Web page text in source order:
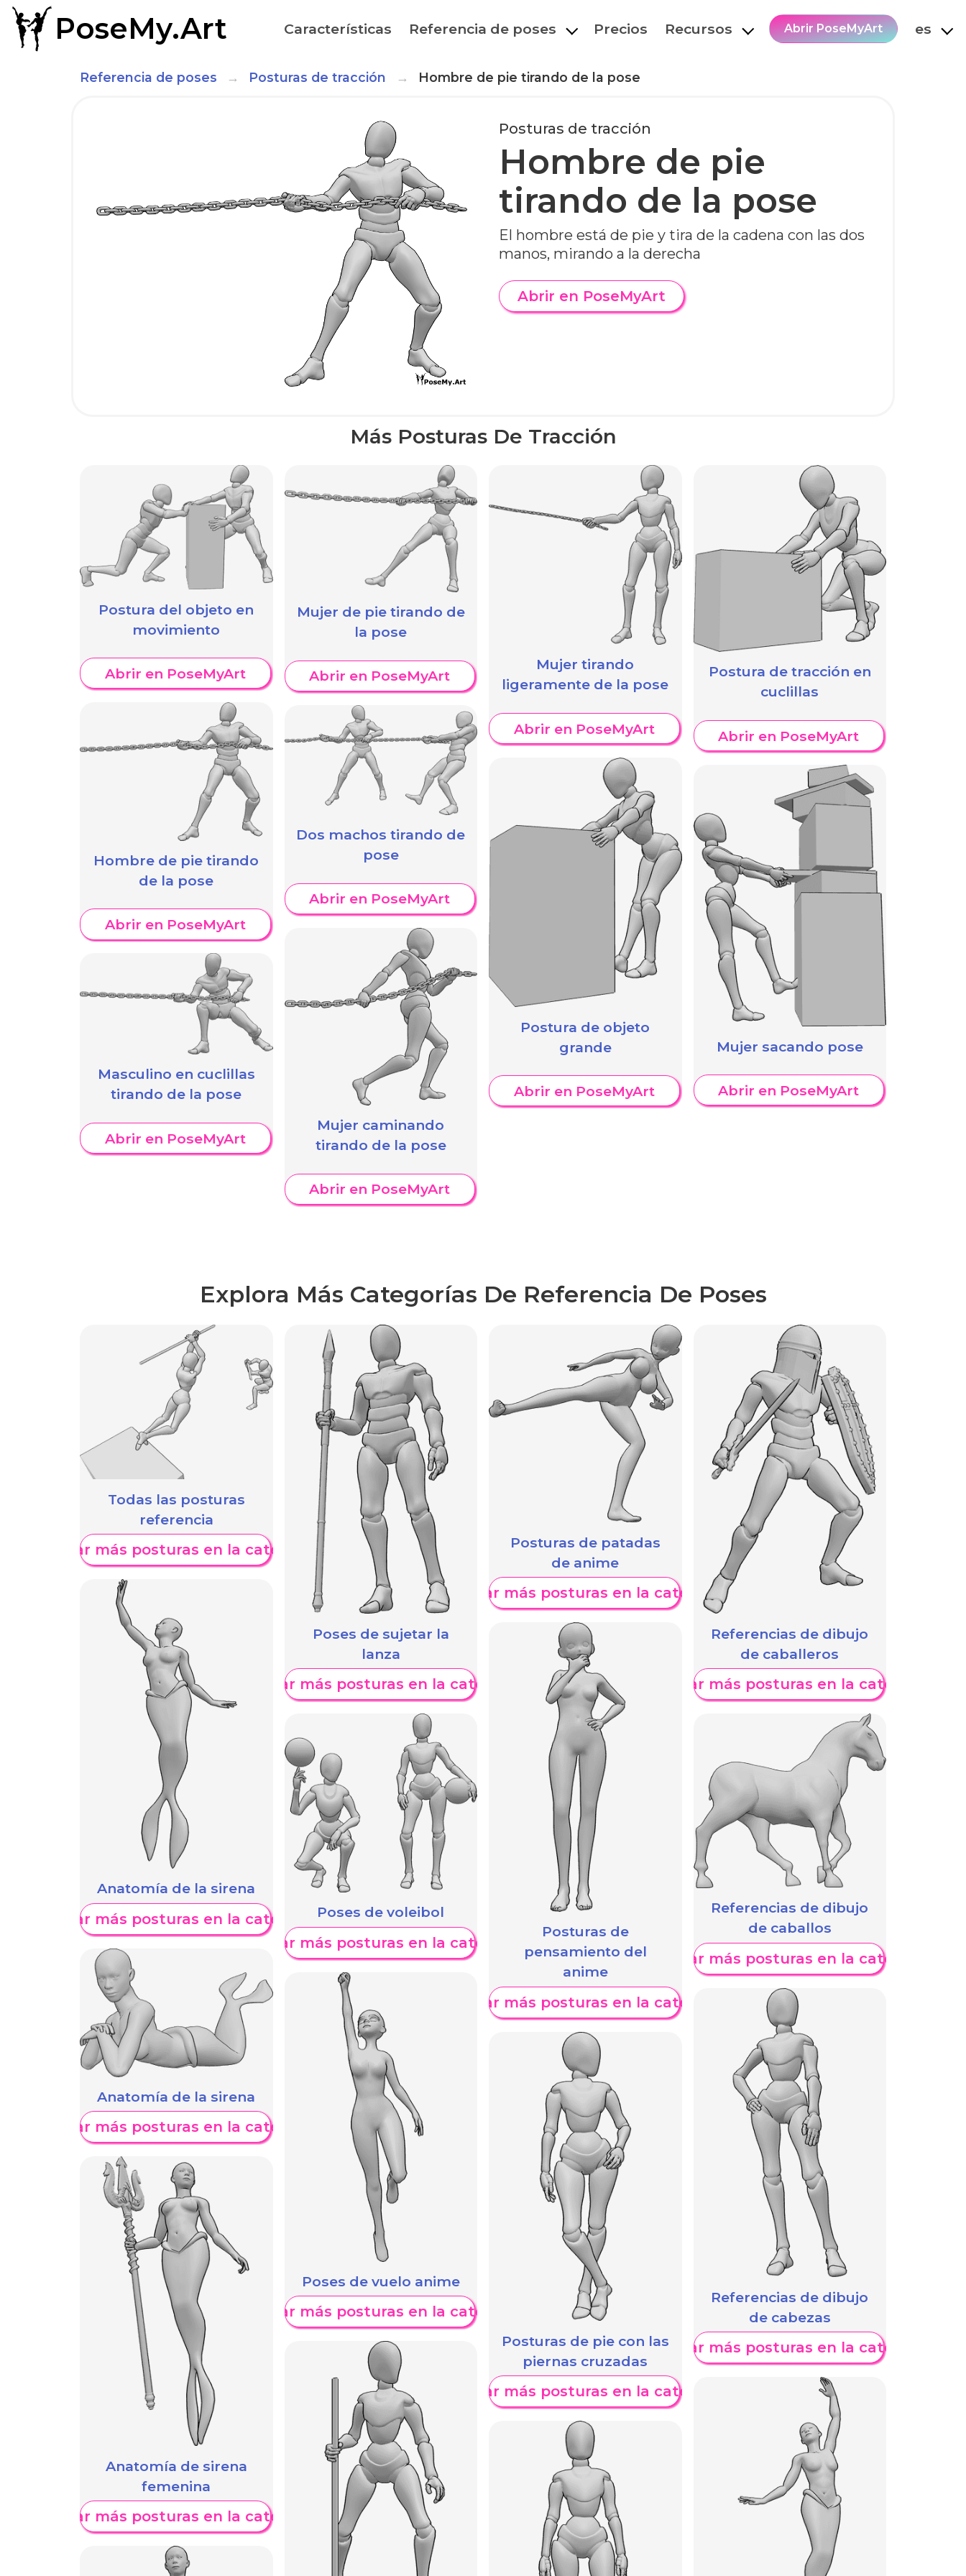
PoseMy.Art Características Referencia de poses Precios Recursos Abrir PoseMyArt es
Referencia de poses Posturas de tracción Hombre de pie tirando de la pose
Posturas de tracción
Hombre de pie
tirando de la pose
El hombre está de pie y tira de la cadena con las dos
manos, mirando a la derecha
Abrir en PoseMyArt
Más Posturas De Tracción
Postura del objeto en
movimiento
Abrir en PoseMyArt
Hombre de pie tirando
de la pose
Abrir en PoseMyArt
Masculino en cuclillas
tirando de la pose
Abrir en PoseMyArt
Mujer de pie tirando de
la pose
Abrir en PoseMyArt
Dos machos tirando de
pose
Abrir en PoseMyArt
Mujer caminando
tirando de la pose
Abrir en PoseMyArt
Mujer tirando
ligeramente de la pose
Abrir en PoseMyArt
Postura de objeto
grande
Abrir en PoseMyArt
Postura de tracción en
cuclillas
Abrir en PoseMyArt
Mujer sacando pose
Abrir en PoseMyArt
Explora Más Categorías De Referencia De Poses
Todas las posturas
referencia
Mostrar más posturas en la categoría
Anatomía de la sirena
Mostrar más posturas en la categoría
Anatomía de la sirena
Mostrar más posturas en la categoría
Anatomía de sirena
femenina
Mostrar más posturas en la categoría
Poses de sujetar la
lanza
Mostrar más posturas en la categoría
Poses de voleibol
Mostrar más posturas en la categoría
Poses de vuelo anime
Mostrar más posturas en la categoría
Posturas de patadas
de anime
Mostrar más posturas en la categoría
Posturas de
pensamiento del
anime
Mostrar más posturas en la categoría
Posturas de pie con las
piernas cruzadas
Mostrar más posturas en la categoría
Referencias de dibujo
de caballeros
Mostrar más posturas en la categoría
Referencias de dibujo
de caballos
Mostrar más posturas en la categoría
Referencias de dibujo
de cabezas
Mostrar más posturas en la categoría